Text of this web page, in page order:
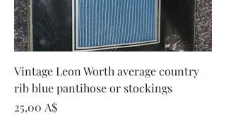
Vintage Leon Worth average country
rib blue pantihose or stockings
Цена
25,00 A$